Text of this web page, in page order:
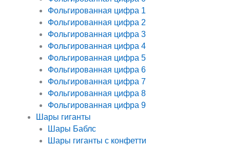
Фольгированная цифра 1
Фольгированная цифра 2
Фольгированная цифра 3
Фольгированная цифра 4
Фольгированная цифра 5
Фольгированная цифра 6
Фольгированная цифра 7
Фольгированная цифра 8
Фольгированная цифра 9
Шары гиганты
Шары Баблс
Шары гиганты с конфетти